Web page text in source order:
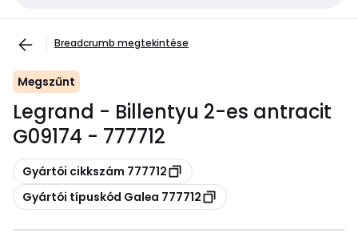
Breadcrumb megtekintése
Megszűnt
Legrand - Billentyu 2-es antracit
G09174 - 777712
Másolás
Gyártói cikkszám 777712
Másolás
Gyártói típuskód Galea 777712